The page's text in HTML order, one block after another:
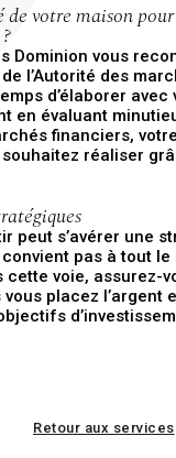
de votre maison
Dominion vous
l’Autorité des
d’élaborer avec
en évaluant
financiers,
réaliser
peut s’avérer une
pas à tout le
cette voie, assurez-
placez l’argent
Retour aux services